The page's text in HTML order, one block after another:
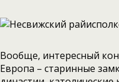
Вообще, интересный
Европа – старинные